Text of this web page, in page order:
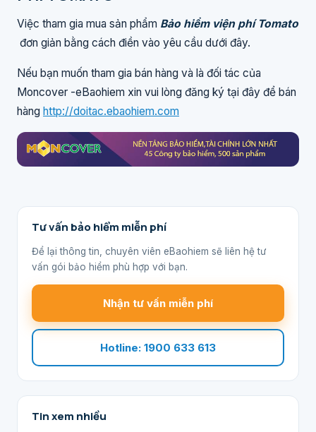
Việc tham gia mua sản phẩm Bảo hiểm viện phí Tomato
đơn giản bằng cách điền vào yêu cầu dưới đây.
Nếu bạn muốn tham gia bán hàng và là đối tác của
Moncover -eBaohiem xin vui lòng đăng ký tại đây để bán
hàng http://doitac.ebaohiem.com
Tư vấn bảo hiểm miễn phí
Để lại thông tin, chuyên viên eBaohiem sẽ liên hệ tư
vấn gói bảo hiểm phù hợp với bạn.
Nhận tư vấn miễn phí
Hotline: 1900 633 613
Tin xem nhiều